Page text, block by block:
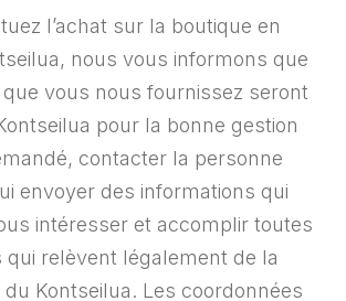
l’achat sur la boutique en
nous vous informons que
vous nous fournissez seront
pour la bonne gestion
contacter la personne
envoyer des informations qui
intéresser et accomplir toutes
qui relèvent légalement de la
Kontseilua. Les coordonnées